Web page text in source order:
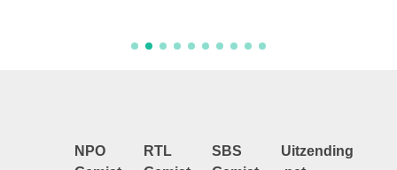
NPO
RTL
SBS
Uitzending